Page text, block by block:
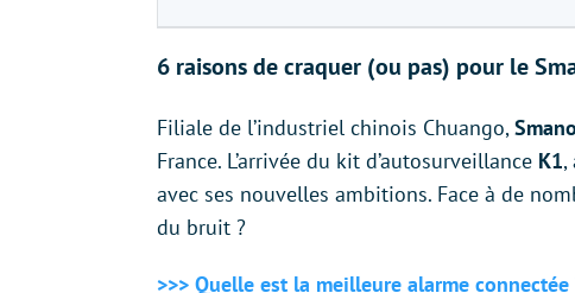
6 raisons de craquer (ou pas) pour le
Filiale de l’industriel chinois Chuango,
France. L’arrivée du kit d’autosurveillance K1,
avec ses nouvelles ambitions. Face à de
du bruit ?
>>> Quelle est la meilleure alarme connectée